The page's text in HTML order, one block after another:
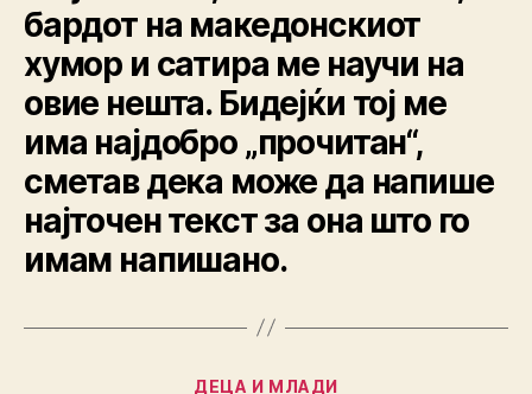
бардот на македонскиот
хумор и сатира ме научи на
овие нешта. Бидејќи тој ме
има најдобро „прочитан“,
сметав дека може да напише
најточен текст за она што го
имам напишано.
Categories
ДЕЦА И МЛАДИ